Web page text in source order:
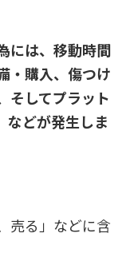
には、移動時間
・購入、傷つけ
そしてプラット
などが発生しま
売る」などに含